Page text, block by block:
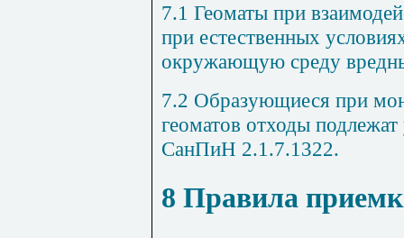
7.1 Геоматы при
при естественных
окружающую среду
7.2 Образующиеся при
геоматов отходы подлежат
СанПиН 2.1.7.1322.
8 Правила